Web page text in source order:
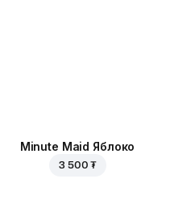
Minute Maid Яблоко
3 500 ₮